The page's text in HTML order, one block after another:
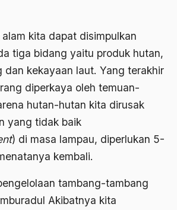
kita dapat disimpulkan
tiga bidang yaitu produk hutan,
dan kekayaan laut. Yang terakhir
diperkaya oleh temuan-
hutan-hutan kita dirusak
yang tidak baik
) di masa lampau, diperlukan 5-
kembali.
tambang-tambang
Akibatnya kita